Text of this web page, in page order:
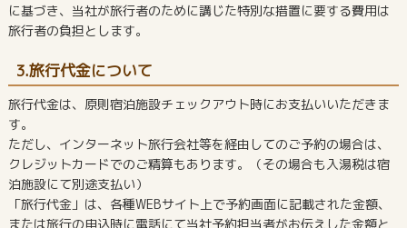
に基づき、当社が旅行者のために講じた特別な措置に要する費用は
旅行者の負担とします。
3.旅行代金について
旅行代金は、原則宿泊施設チェックアウト時にお支払いいただきま
す。
ただし、インターネット旅行会社等を経由してのご予約の場合は、
クレジットカードでのご精算もあります。（その場合も入湯税は宿
泊施設にて別途支払い）
「旅行代金」は、各種WEBサイト上で予約画面に記載された金額、
または旅行の申込時に電話にて当社予約担当者がお伝えした金額と